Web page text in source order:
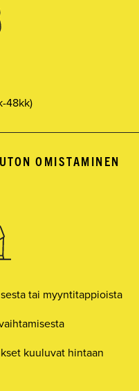
48kk)
OMISTAMINEN
tai myyntitappioista
kuuluvat hintaan